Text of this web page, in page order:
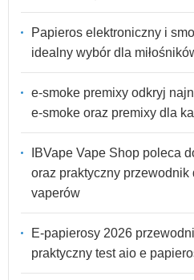
Papieros elektroniczny i
idealny wybór dla
e-smoke premixy odkryj
e-smoke oraz premixy dla
IBVape Vape Shop poleca
oraz praktyczny przewodnik
vaperów
E-papierosy 2026
praktyczny test aio e